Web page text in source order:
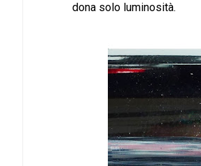
dona solo luminosità.